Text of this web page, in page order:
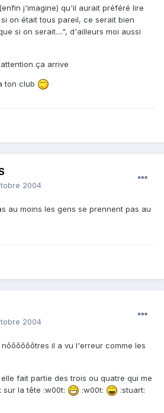
j'imagine) qu'il aurait préféré lire
on était tous pareil, ce serait bien
si on serait....", d'ailleurs moi aussi
ça arrive
ton club
2004
au moins les gens se prennent pas au
2004
nôôôôôôtres il a vu l'erreur comme les
fait partie des trois ou quatre qui me
la tête :w00t:
:w00t: :stuart: